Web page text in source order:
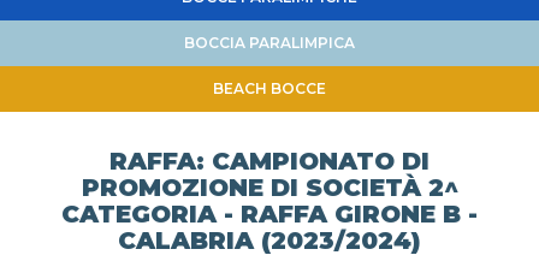
BOCCIA PARALIMPICA
BEACH BOCCE
RAFFA: CAMPIONATO DI
PROMOZIONE DI SOCIETÀ 2^
CATEGORIA - RAFFA GIRONE B -
CALABRIA (2023/2024)